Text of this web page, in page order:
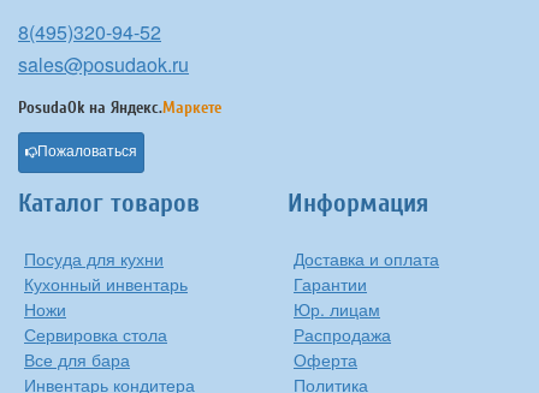
8(495)320-94-52
sales@posudaok.ru
PosudaOk на Яндекс.Маркете
Пожаловаться
Каталог товаров
Посуда для кухни
Кухонный инвентарь
Ножи
Сервировка стола
Все для бара
Инвентарь кондитера
Информация
Доставка и оплата
Гарантии
Юр. лицам
Распродажа
Оферта
Политика